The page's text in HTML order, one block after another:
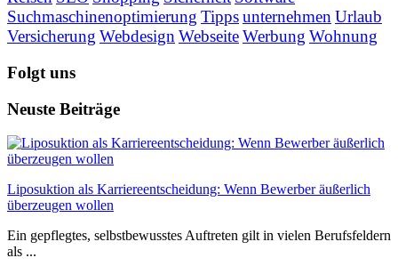
Suchmaschinenoptimierung Tippsunternehmen Urlaub
Versicherung Webdesign WebseiteWerbung Wohnung
Folgt uns
Neuste Beiträge
Liposuktion als Karriereentscheidung: Wenn Bewerber äußerlich
überzeugen wollen
Ein gepflegtes, selbstbewusstes Auftreten gilt in vielen Berufsfeldern
als ...